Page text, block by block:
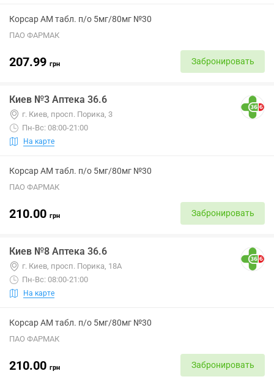
Корсар АМ табл. п/о 5мг/80мг №30
ПАО ФАРМАК
207.99 грн Забронировать
Киев №3 Аптека 36.6
г. Киев, просп. Порика, 3
Пн-Вс: 08:00-21:00
На карте
Корсар АМ табл. п/о 5мг/80мг №30
ПАО ФАРМАК
210.00 грн Забронировать
Киев №8 Аптека 36.6
г. Киев, просп. Порика, 18А
Пн-Вс: 08:00-21:00
На карте
Корсар АМ табл. п/о 5мг/80мг №30
ПАО ФАРМАК
210.00 грн Забронировать